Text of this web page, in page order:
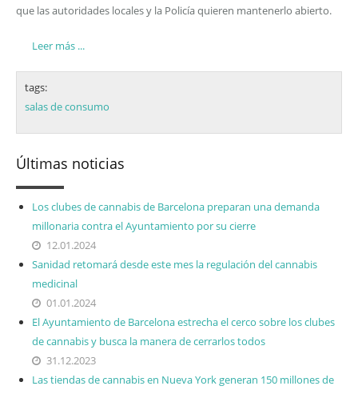
que las autoridades locales y la Policía quieren mantenerlo abierto.
Leer más ...
tags:
salas de consumo
Últimas noticias
Los clubes de cannabis de Barcelona preparan una demanda
millonaria contra el Ayuntamiento por su cierre
12.01.2024
Sanidad retomará desde este mes la regulación del cannabis
medicinal
01.01.2024
El Ayuntamiento de Barcelona estrecha el cerco sobre los clubes
de cannabis y busca la manera de cerrarlos todos
31.12.2023
Las tiendas de cannabis en Nueva York generan 150 millones de